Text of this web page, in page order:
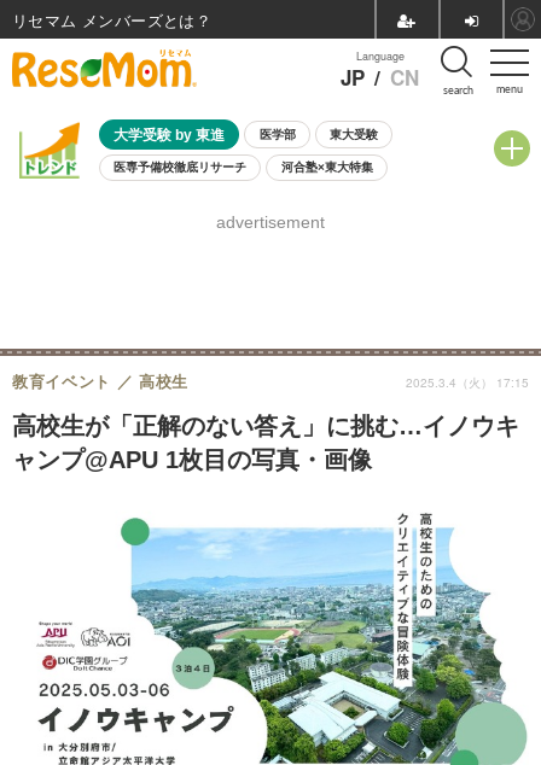
menu
Language
JP / CN search
大学受験 by 東進 医学部 東大受験
医専予備校徹底リサーチ 河合塾×東大特集
8月開催学校説明会・相談会
advertisement
高校生が「正解のない答え」に挑む…イノウキ
ャンプ@APU 1枚目の写真・画像
教育イベント 高校生 2025.3.4（火） 17:15
リセマム メンバーズ